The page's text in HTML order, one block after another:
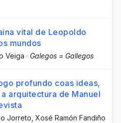
vital de Leopoldo
mundos
Veiga · Galegos = Gallegos
profundo coas ideas,
arquitectura de Manuel
Jorreto , Xosé Ramón Fandiño